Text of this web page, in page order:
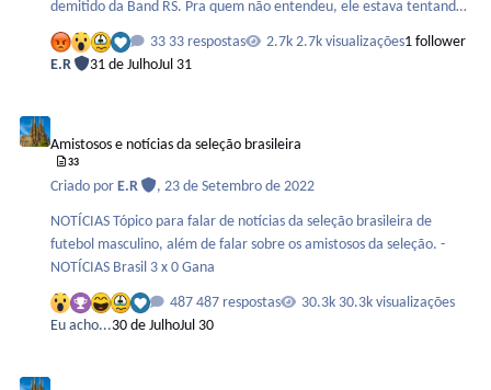
demitido da Band RS. Pra quem não entendeu, ele estava tentando
imitar o Kidiaba em comemoração aos 13 anos da vitória histórica
do Mazembe contra o Internacional pelo Mundial de Clubes
realizado em 2010.
33 respostas 2.7k visualizações1 follower
E.R
31 de JulhoJul 31
Amistosos e notícias da seleção brasileira
33
Criado porE.R ,23 de Setembro de 2022
NOTÍCIAS Tópico para falar de notícias da seleção brasileira de
futebol masculino, além de falar sobre os amistosos da seleção. -
NOTÍCIAS Brasil 3 x 0 Gana
487 respostas
30.3k visualizações
Eu acho...30 de JulhoJul 30